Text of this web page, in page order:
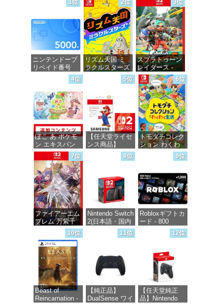
1位
ニンテンドープ
リペイド番号
5000円|オンラ
インコード版
価格：¥5,000
2位
リズム天国 ミ
ラクルスターズ
3位
スプラトゥーン
レイダース -
Switch2
価格：¥6,455
4位
ぽこ あ ポケモ
ン エキスパン
ションパス|オン
ラインコード版
価格：¥4,400
5位
【任天堂ライセ
ンス商品】
256GB for
Nintendo Switch
2(サムスン マイ
クロSDエクス
プレスカード
256GB)
【Amazon.co.jp
Nintendo S
価格：¥9,980
6位
トモダチコレク
ション わくわ
く生活 -Switch
7位
ファイアーエム
ブレム 万紫千
紅 -Switch2
価格：¥8,979
8位
Nintendo Switch
2(日本語・国内
9位
Robloxギフトカ
ード - 800
Robux 【限定バ
ーチャルアイテ
【オンラインゲ
ームコード】
ロブロックス |
オンラインコー
ド版
価格：¥1,300
10位
Beast of
Reincarnation -
11位
【純正品】
DualSense ワイ
12位
【任天堂純正
品】Nintendo